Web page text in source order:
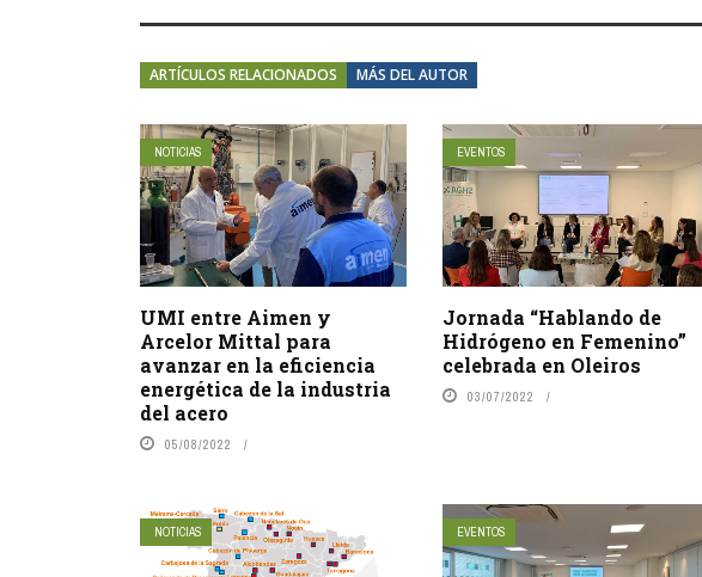
ARTÍCULOS RELACIONADOS MÁS DEL AUTOR
NOTICIAS
UMI entre Aimen y
Arcelor Mittal para
avanzar en la eficiencia
energética de la industria
del acero
05/08/2022
EVENTOS
Jornada “Hablando de
Hidrógeno en Femenino”
celebrada en Oleiros
03/07/2022
NOTICIAS EVENTOS